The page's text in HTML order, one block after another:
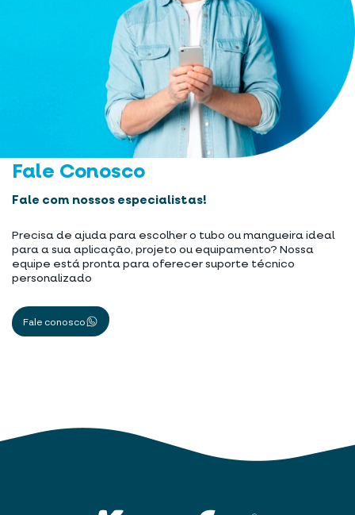
Fale Conosco
Fale com nossos especialistas!
Precisa de ajuda para escolher o tubo ou mangueira ideal
para a sua aplicação, projeto ou equipamento? Nossa
equipe está pronta para oferecer suporte técnico
personalizado
Fale conosco